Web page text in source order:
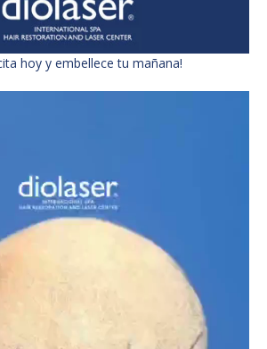
hoy y embellece tu mañana!